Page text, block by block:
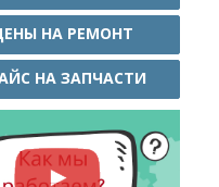
НА РЕМОНТ
НА ЗАПЧАСТИ